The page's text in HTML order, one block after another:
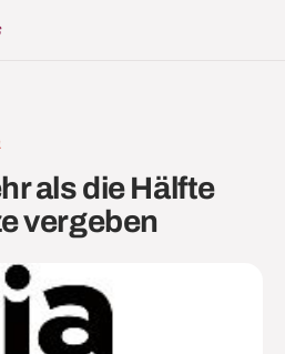
als die Hälfte
vergeben